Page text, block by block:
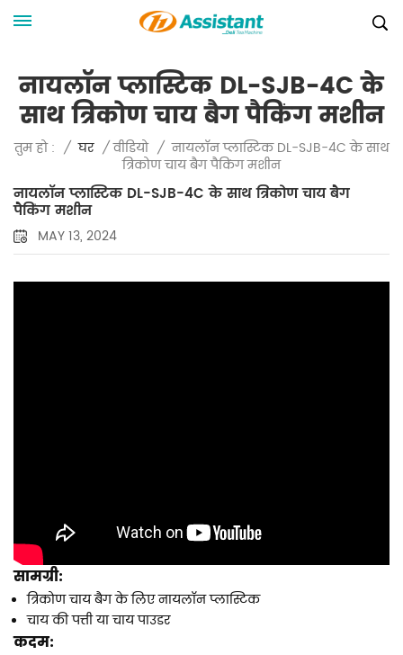
नायलॉन प्लास्टिक DL-SJB-4C के
साथ त्रिकोण चाय बैग पैकिंग मशीन
तुम हो : / घर / वीडियो / नायलॉन प्लास्टिक DL-SJB-4C के साथ
त्रिकोण चाय बैग पैकिंग मशीन
नायलॉन प्लास्टिक DL-SJB-4C के साथ त्रिकोण चाय बैग
पैकिंग मशीन
MAY 13, 2024
सामग्री:
त्रिकोण चाय बैग के लिए नायलॉन प्लास्टिक
चाय की पत्ती या चाय पाउडर
कदम: